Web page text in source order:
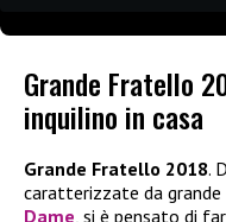
Grande Fratello
inquilino in casa
Grande Fratello 2018.
caratterizzate da
Dame, si è pensato di